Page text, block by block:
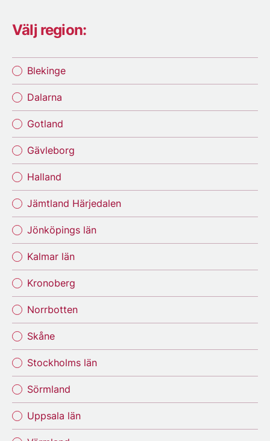
Välj region:
Blekinge
Dalarna
Gotland
Gävleborg
Halland
Jämtland Härjedalen
Jönköpings län
Kalmar län
Kronoberg
Norrbotten
Skåne
Stockholms län
Sörmland
Uppsala län